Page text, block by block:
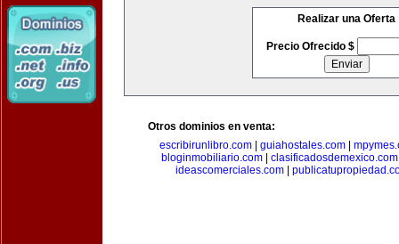
Realizar una Oferta
Precio Ofrecido $
Otros dominios en venta:
escribirunlibro.com| guiahostales.com|
bloginmobiliario.com| clasificadosdemexico.com
ideascomerciales.com|